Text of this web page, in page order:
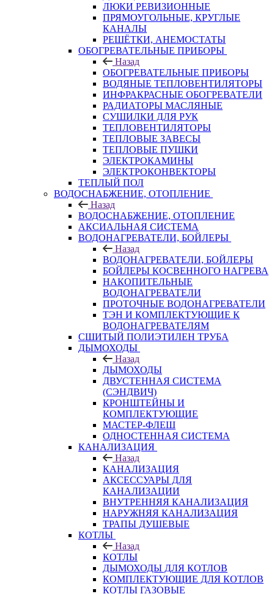
ЛЮКИ РЕВИЗИОННЫЕ
ПРЯМОУГОЛЬНЫЕ, КРУГЛЫЕ
КАНАЛЫ
РЕШЁТКИ, АНЕМОСТАТЫ
ОБОГРЕВАТЕЛЬНЫЕ ПРИБОРЫ
Назад
ОБОГРЕВАТЕЛЬНЫЕ ПРИБОРЫ
ВОДЯНЫЕ ТЕПЛОВЕНТИЛЯТОРЫ
ИНФРАКРАСНЫЕ ОБОГРЕВАТЕЛИ
РАДИАТОРЫ МАСЛЯНЫЕ
СУШИЛКИ ДЛЯ РУК
ТЕПЛОВЕНТИЛЯТОРЫ
ТЕПЛОВЫЕ ЗАВЕСЫ
ТЕПЛОВЫЕ ПУШКИ
ЭЛЕКТРОКАМИНЫ
ЭЛЕКТРОКОНВЕКТОРЫ
ТЕПЛЫЙ ПОЛ
ВОДОСНАБЖЕНИЕ, ОТОПЛЕНИЕ
Назад
ВОДОСНАБЖЕНИЕ, ОТОПЛЕНИЕ
АКСИАЛЬНАЯ СИСТЕМА
ВОДОНАГРЕВАТЕЛИ, БОЙЛЕРЫ
Назад
ВОДОНАГРЕВАТЕЛИ, БОЙЛЕРЫ
БОЙЛЕРЫ КОСВЕННОГО НАГРЕВА
НАКОПИТЕЛЬНЫЕ
ВОДОНАГРЕВАТЕЛИ
ПРОТОЧНЫЕ ВОДОНАГРЕВАТЕЛИ
ТЭН И КОМПЛЕКТУЮЩИЕ К
ВОДОНАГРЕВАТЕЛЯМ
СШИТЫЙ ПОЛИЭТИЛЕН ТРУБА
ДЫМОХОДЫ
Назад
ДЫМОХОДЫ
ДВУСТЕННАЯ СИСТЕМА
(СЭНДВИЧ)
КРОНШТЕЙНЫ И
КОМПЛЕКТУЮЩИЕ
МАСТЕР-ФЛЕШ
ОДНОСТЕННАЯ СИСТЕМА
КАНАЛИЗАЦИЯ
Назад
КАНАЛИЗАЦИЯ
АКСЕССУАРЫ ДЛЯ
КАНАЛИЗАЦИИ
ВНУТРЕННЯЯ КАНАЛИЗАЦИЯ
НАРУЖНЯЯ КАНАЛИЗАЦИЯ
ТРАПЫ ДУШЕВЫЕ
КОТЛЫ
Назад
КОТЛЫ
ДЫМОХОДЫ ДЛЯ КОТЛОВ
КОМПЛЕКТУЮЩИЕ ДЛЯ КОТЛОВ
КОТЛЫ ГАЗОВЫЕ